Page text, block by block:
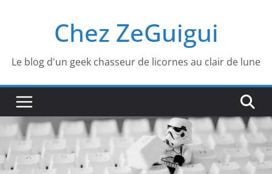
Chez ZeGuigui
Le blog d'un geek chasseur de licornes au clair de lune